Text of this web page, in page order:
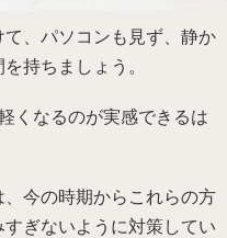
、パソコンも見ず、静か
持ちましょう。
くなるのが実感できるは
今の時期からこれらの方
ぎないように対策してい